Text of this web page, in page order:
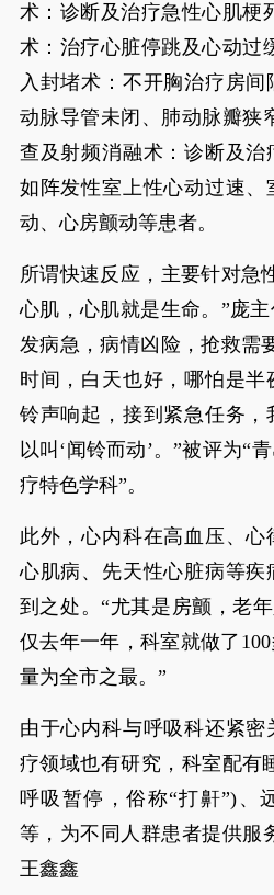
术：诊断及治疗急性心肌梗
术：治疗心脏停跳及心动过
入封堵术：不开胸治疗房间
动脉导管未闭、肺动脉瓣狭
查及射频消融术：诊断及治
如阵发性室上性心动过速
动、心房颤动等患者。
所谓快速反应，主要针对急
心肌，心肌就是生命。”庞
发病急，病情凶险，抢救需
时间，白天也好，哪怕是
铃声响起，接到紧急任务
以叫‘闻铃而动’。”被评为“
疗特色学科”。
此外，心内科在高血压、心
心肌病、先天性心脏病等疾
到之处。“尤其是房颤，老
仅去年一年，科室就做了
量为全市之最。”
由于心内科与呼吸科还紧
疗领域也有研究，科室配有
呼吸暂停，俗称“打鼾”)、
等，为不同人群患者提供服
王鑫鑫